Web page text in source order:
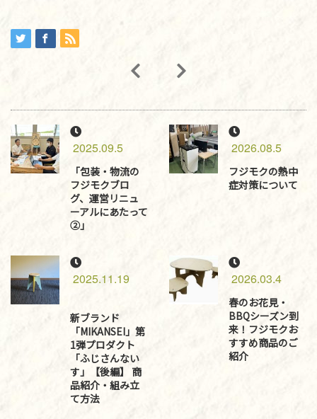
2025.09.5
「包装・物流の
フジモクブロ
グ、運営リニュ
ーアルにあたって
②」
2026.08.5
フジモクの熱中
症対策について
2025.11.19
新ブランド
「MIKANSEI」第
1弾プロダクト
「ふじさんない
す」【後編】 商
品紹介・組み立
て方法
2026.03.4
春のお花見・
BBQシーズン到
来！フジモクお
すすめ商品のご
紹介